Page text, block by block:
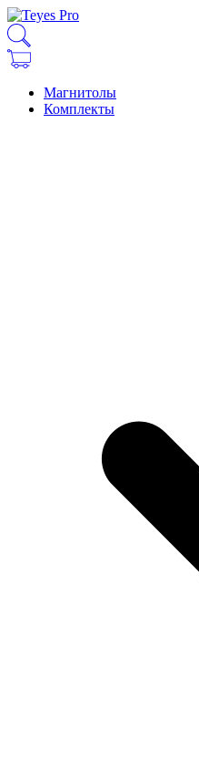
Магнитолы
Комплекты